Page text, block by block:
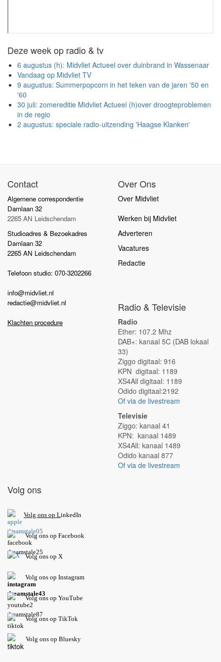
Deze week op radio & tv
6 augustus (h): Midvliet Actueel over duinbrand in Wassenaar
Vandaag op Midvliet TV
9 augustus: Summerpopcorn in het teken van de jaren '50 en
'60
30 juli: zomereditie Midvliet Actueel (h)over droogteproblemen
in de regio
2 augustus: speciale radio-uitzending 'Haagse Klanken'
Contact
Algemene correspondentie
Damlaan 32
2265 AN Leidschendam
Studioadres & Bezoekadres
Damlaan 32
2265 AN Leidschendam
Telefoon studio: 070-3202266
info@midvliet.nl
redactie@midvliet.nl
Klachten procedure
Over Ons
Over Midvliet
Werken bij Midvliet
Adverteren
Vacatures
Redactie
Radio & Televisie
Radio
Ether: 107.2 Mhz
DAB+: kanaal 5C (DAB lokaal
33)
Ziggo digitaal: 916
KPN digitaal: 1189
XS4All digitaal: 1189
Odido digitaal:2192
Of via de livestream
Televisie
Ziggo: kanaal 41
KPN: kanaal 1489
XS4All: kanaal 1489
Odido kanaal 877
Of via de livestream
Volg ons
Volg ons op LinkedIn
Volg ons op Facebook
Volg ons op X
Volg ons op Instagram
Volgons op YouTube
Volg ons op TikTok
Volg ons op Bluesky